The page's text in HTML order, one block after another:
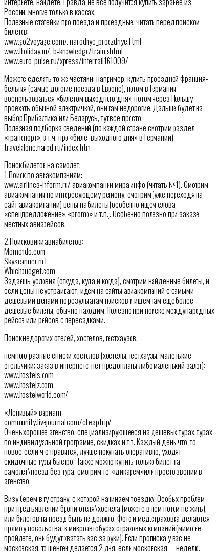
России, многие только в кассах.
Полезные статейки про поезда и проездные, читать перед поиском
билетов:
www.go2voyage.com/. narodnye_proezdnye.html
www.lholiday.ru/. b-knowledge/train.shtml
www.euro-pulse.ru/xpress/interrail161009/
Можете сделать то же частями: например, купить проездной франция-
бельгия (самые догогие поезда в Европе), потом в Германии
воспользоваться «билетом выходного дня», потом через Польшу
проехать обычной электричкой, они там недорогие. Дальше будет на
выбор Прибалтика или Беларусь, тут все просто.
Полезная подборка сведений (по каждой стране смотрим раздел
«транспорт», в т.ч. про «билет выходного дня» в Германии)
travelalone.narod.ru/index.htm
Поиск билетов на самолет:
1.Поиск по авиакомпаниям:
www.airlines-inform.ru/ авиакомпании мира инфо (читать №1). Смотрим
авиакомпании по интересующему региону, смотрим (уже переходя на
сайт авиакомпании) цены на билеты (особенно ищем слова
«спецпредложение», «promo» и т.п.). Особенно полезно при заказе
местных авиарейсов.
2.Поисковики авиабилетов:
Momondo.com
Skyscanner.net
Whichbudget.com
Задаешь условия (откуда, куда и когда), смотрим найденные билеты, и
если цены не устраивают, идем на сайты авиакомпаний с самыми
дешевыми ценами по результатам поисков и ищем там еще более
дешевые билеты, обычно находим. Полезно при поиске международных
рейсов или рейсов с пересадками.
Поиск недорогих отелей, хостелов, гестхаузов.
немного разные списки хостелов (хостелы, гестхаузы, маленькие
отельчики; заказ в интернете; нет предоплаты либо маленький залог):
www.hostels.com
www.hostelz.com
www.hostelworld.com/
«Ленивый» вариант
community.livejournal.com/cheaptrip/
Очень хорошее агенство, специализирующееся на дешевых турах, турах
по индивидуальной программе, скидках и т.п. Каждый день что-то
новое, если что нравится, лучше покупать оперативно, уходят
скидочные туры быстро. Также можно купить только билет на
самолет\поезд без тура, смотрим тег «дикарем»или просто звоним в
агенство.
Визу берем в ту страну, с которой начинаем поездку. Особых проблем
при предъявлении брони отеля\хостела (можете в нем потом не жить),
или билетов на поезд быть не должно. Фото и мед.страховка делаются
прямо у посольства, в микроавтобусах страховых компаний (мимо не
пройдете, они будут хватать вас за руки). Если прописка у вас не
московская, то шенген делается 2 дня, если московская — неделю.